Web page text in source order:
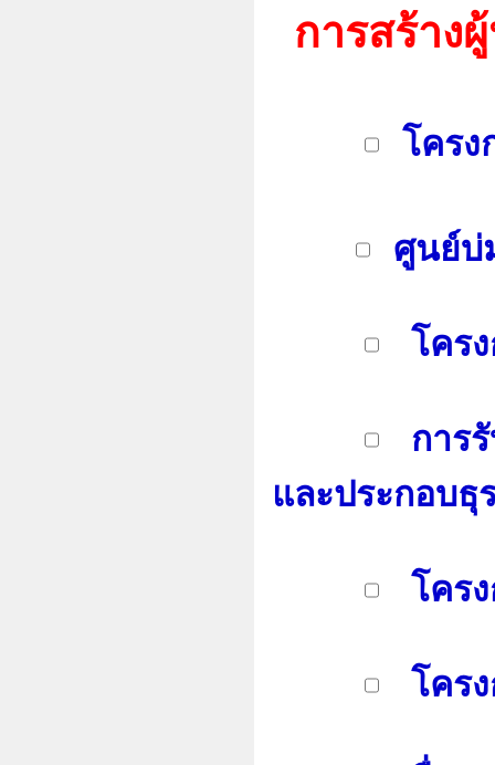
การสร้าง
โครง
ศูนย์บ่
โคร
การรั
และประกอบธุ
โครง
โคร